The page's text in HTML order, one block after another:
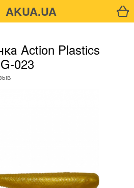
AKUA.UA
Action Plastics
023